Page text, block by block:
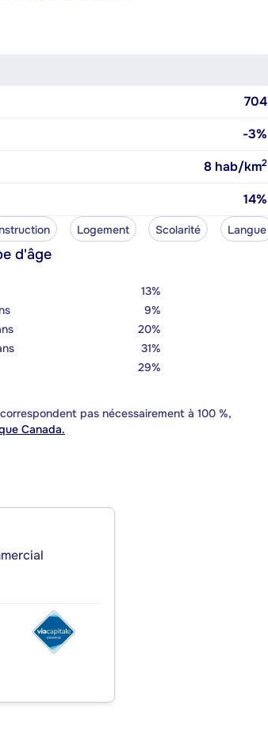
704
-3%
8 hab/km2
14%
Logement Scolarité Langue
d'âge
13%
9%
20%
31%
29%
pas nécessairement à 100 %,
Canada.